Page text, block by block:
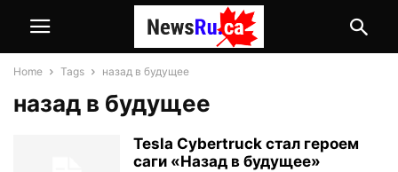
Home Tags назад в будущее
назад в будущее
Tesla Cybertruck стал героем
саги «Назад в будущее»